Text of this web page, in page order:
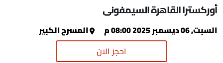
أوركسترا القاهرة السيمفونى
السبت, 06 ديسمبر 2025 08:00 م
المسرح الكبير
احجز الان